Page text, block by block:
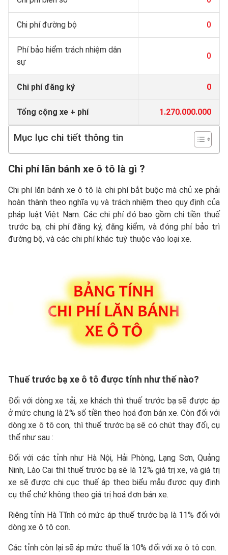
Chi phí đường bộ 0
Phí bảo hiểm trách nhiệm dân
sự
0
Chi phí đăng ký 0
Tổng cộng xe + phí 1.270.000.000
Mục lục chi tiết thông tin
Chi phí lăn bánh xe ô tô là gì ?
Chi phí lăn bánh xe ô tô là chi phí bắt buộc mà chủ xe phải
hoàn thành theo nghĩa vụ và trách nhiệm theo quy định của
pháp luật Việt Nam. Các chi phí đó bao gồm chi tiền thuế
trước bạ, chi phí đăng ký, đăng kiểm, và đóng phí bảo trì
đường bộ, và các chi phí khác tuỳ thuộc vào loại xe.
Thuế trước bạ xe ô tô được tính như thế nào?
Đối với dòng xe tải, xe khách thì thuế trước bạ sẽ được áp
ở mức chung là 2% số tiền theo hoá đơn bán xe. Còn đối với
dòng xe ô tô con, thì thuế trước bạ sẽ có chút thay đổi, cụ
thể như sau :
Đối với các tỉnh như Hà Nội, Hải Phòng, Lạng Sơn, Quảng
Ninh, Lào Cai thì thuế trước bạ sẽ là 12% giá trị xe, và giá trị
xe sẽ được chi cục thuế áp theo biểu mẫu được quy định
cụ thể chứ không theo giá trị hoá đơn bán xe.
Riêng tỉnh Hà Tĩnh có mức áp thuế trước bạ là 11% đối với
dòng xe ô tô con.
Các tỉnh còn lại sẽ áp mức thuế là 10% đối với xe ô tô con.